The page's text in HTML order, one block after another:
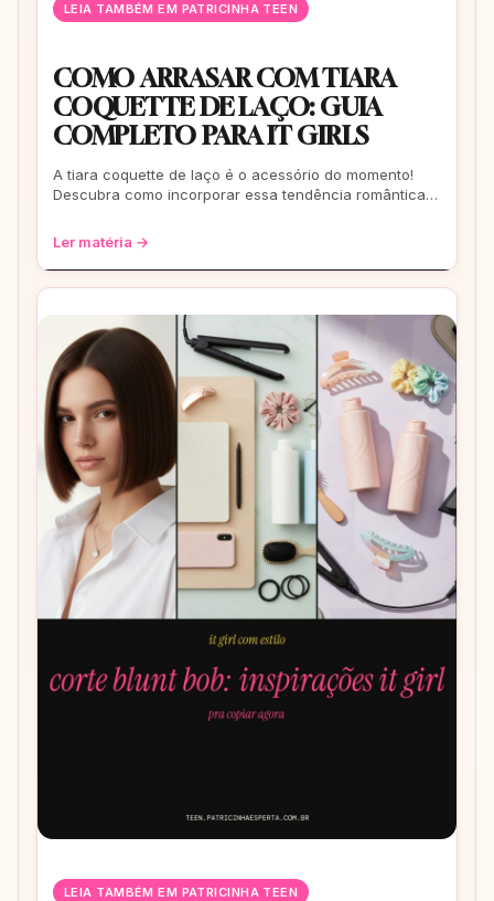
LEIA TAMBÉM EM PATRICINHA TEEN
COMO ARRASAR COM TIARA
COQUETTE DE LAÇO: GUIA
COMPLETO PARA IT GIRLS
A tiara coquette de laço é o acessório do momento!
Descubra como incorporar essa tendência romântica e
Ler matéria →
LEIA TAMBÉM EM PATRICINHA TEEN